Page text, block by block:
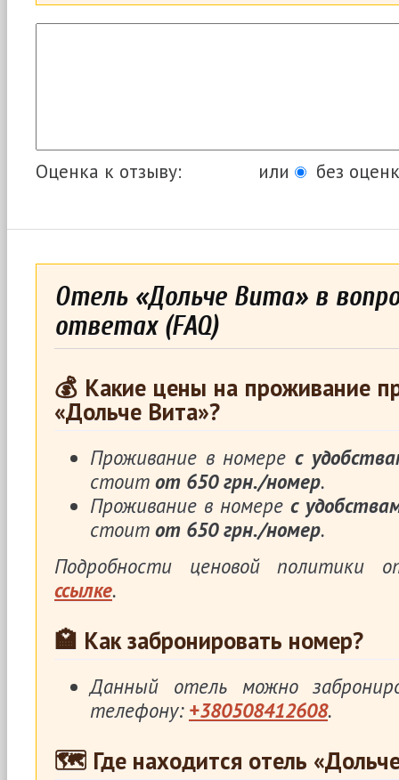
Оценка к отзыву: или без
Отель «Дольче Вита» в
ответах (FAQ)
💰 Какие цены на проживание
«Дольче Вита»?
Проживание в номерес
стоит от 650 грн./номер.
Проживание в номере с
стоит от 650 грн./номер.
Подробности ценовой политики
ссылке.
🏩 Как забронировать номер?
Данный отель можно
телефону: +380508412608.
🗺 Где находится отель